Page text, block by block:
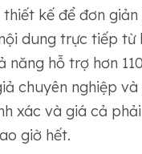
kế để đơn
dung trực tiếp từ
hỗ trợ hơn
chuyên nghiệp
xác và giá cả
giờ hết.